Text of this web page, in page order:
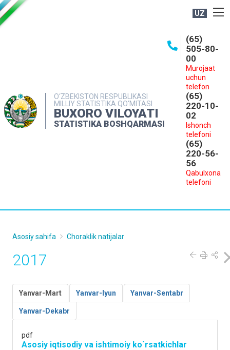
UZ
O‘ZBEKISTON RESPUBLIKASI
MILLIY STATISTIKA QO‘MITASI
BUXORO VILOYATI
STATISTIKA BOSHQARMASI
(65)
505-80-
00
Murojaat
uchun
telefon
(65)
220-10-
02
Ishonch
telefoni
(65)
220-56-
56
Qabulxona
telefoni
MATBUOT XIZMATI
MUROJAATLAR
Asosiy sahifa Choraklik natijalar
2017
Yanvar-Mart Yanvar-Iyun Yanvar-Sentabr
Yanvar-Dekabr
pdf
Asosiy iqtisodiy va ishtimoiy ko`rsatkichlar